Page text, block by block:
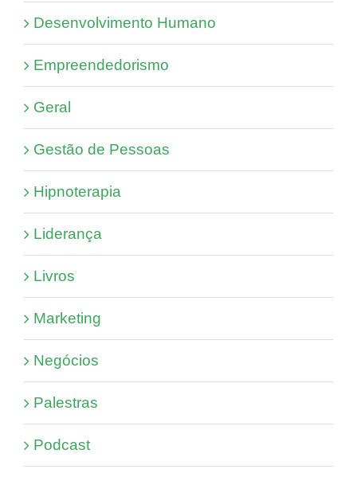
Desenvolvimento Humano
Empreendedorismo
Geral
Gestão de Pessoas
Hipnoterapia
Liderança
Livros
Marketing
Negócios
Palestras
Podcast